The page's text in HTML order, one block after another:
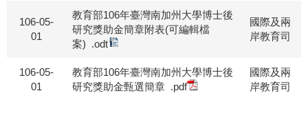
106-05-
01
教育部106年臺灣南加州大學博士後
研究獎助金簡章附表(可編輯檔
案) .odt
國際及兩
岸教育司
106-05-
01
教育部106年臺灣南加州大學博士後
研究獎助金甄選簡章 .pdf
國際及兩
岸教育司